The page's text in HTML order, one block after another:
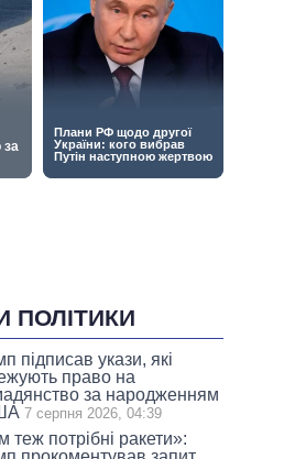
ПОЛІТИКИ
підписав укази, які
право на
за народженням
7 серпня 2026, 04:39
теж потрібні ракети»: